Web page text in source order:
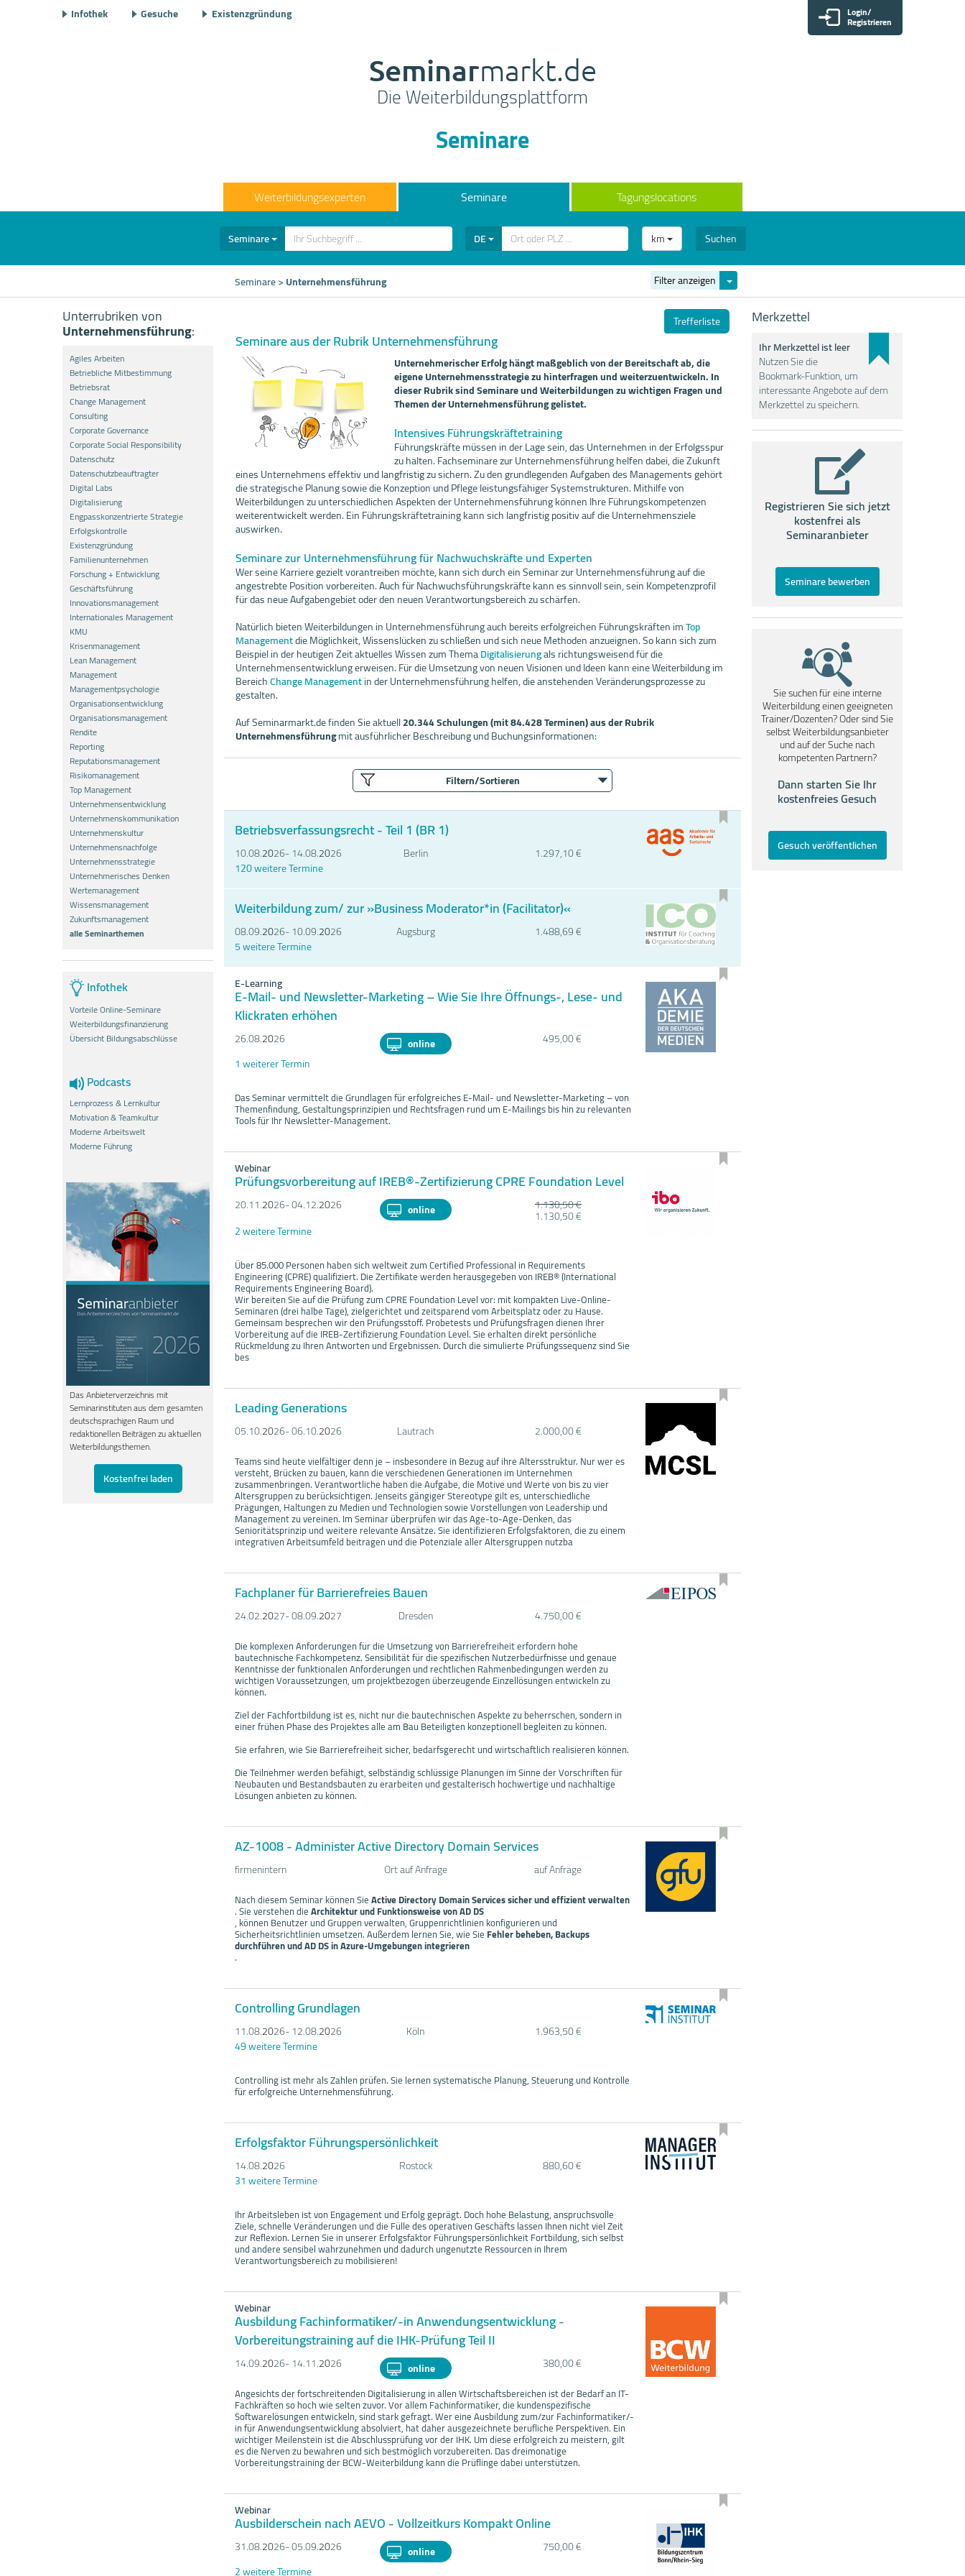
Infothek Gesuche Existenzgründung Login/
Registrieren
Seminarmarkt.de
Die Weiterbildungsplattform
Seminare
Weiterbildungsexperten Seminare Tagungslocations
Seminare DE km Suchen
Filter anzeigen
Filter
ein-/ausblenden
Seminare>Unternehmensführung
Unterrubriken von
Unternehmensführung:
Agiles Arbeiten
Betriebliche Mitbestimmung
Betriebsrat
Change Management
Consulting
Corporate Governance
Corporate Social Responsibility
Datenschutz
Datenschutzbeauftragter
Digital Labs
Digitalisierung
Engpasskonzentrierte Strategie
Erfolgskontrolle
Existenzgründung
Familienunternehmen
Forschung + Entwicklung
Geschäftsführung
Innovationsmanagement
Internationales Management
KMU
Krisenmanagement
Lean Management
Management
Managementpsychologie
Organisationsentwicklung
Organisationsmanagement
Rendite
Reporting
Reputationsmanagement
Risikomanagement
Top Management
Unternehmensentwicklung
Unternehmenskommunikation
Unternehmenskultur
Unternehmensnachfolge
Unternehmensstrategie
Unternehmerisches Denken
Wertemanagement
Wissensmanagement
Zukunftsmanagement
alle Seminarthemen
Infothek
Vorteile Online-Seminare
Weiterbildungsfinanzierung
Übersicht Bildungsabschlüsse
Podcasts
Lernprozess & Lernkultur
Motivation & Teamkultur
Moderne Arbeitswelt
Moderne Führung
Das Anbieterverzeichnis mit
Seminarinstituten aus dem gesamten
deutschsprachigen Raum und
redaktionellen Beiträgen zu aktuellen
Weiterbildungsthemen.
Kostenfrei laden
Trefferliste
Seminare aus der Rubrik Unternehmensführung
Unternehmerischer Erfolg hängt maßgeblich von der Bereitschaft ab, die
eigene Unternehmensstrategie zu hinterfragen und weiterzuentwickeln. In
dieser Rubrik sind Seminare und Weiterbildungen zu wichtigen Fragen und
Themen der Unternehmensführung gelistet.
Intensives Führungskräftetraining
Führungskräfte müssen in der Lage sein, das Unternehmen in der Erfolgsspur
zu halten. Fachseminare zur Unternehmensführung helfen dabei, die Zukunft
eines Unternehmens effektiv und langfristig zu sichern. Zu den grundlegenden Aufgaben des Managements gehört
die strategische Planung sowie die Konzeption und Pflege leistungsfähiger Systemstrukturen. Mithilfe von
Weiterbildungen zu unterschiedlichen Aspekten der Unternehmensführung können Ihre Führungskompetenzen
weiterentwickelt werden. Ein Führungskräftetraining kann sich langfristig positiv auf die Unternehmensziele
auswirken.
Seminare zur Unternehmensführung für Nachwuchskräfte und Experten
Wer seine Karriere gezielt vorantreiben möchte, kann sich durch ein Seminar zur Unternehmensführung auf die
angestrebte Position vorbereiten. Auch für Nachwuchsführungskräfte kann es sinnvoll sein, sein Kompetenzprofil
für das neue Aufgabengebiet oder den neuen Verantwortungsbereich zu schärfen.
Natürlich bieten Weiterbildungen in Unternehmensführung auch bereits erfolgreichen Führungskräften imTop
Managementdie Möglichkeit, Wissenslücken zu schließen und sich neue Methoden anzueignen. So kann sich zum
Beispiel in der heutigen Zeit aktuelles Wissen zum ThemaDigitalisierungals richtungsweisend für die
Unternehmensentwicklung erweisen. Für die Umsetzung von neuen Visionen und Ideen kann eine Weiterbildung im
BereichChange Managementin der Unternehmensführung helfen, die anstehenden Veränderungsprozesse zu
gestalten.
Auf Seminarmarkt.de finden Sie aktuell20.344 Schulungen (mit 84.428 Terminen) aus der Rubrik
Unternehmensführungmit ausführlicher Beschreibung und Buchungsinformationen:
Filtern/Sortieren
Betriebsverfassungsrecht - Teil 1 (BR 1)
10.08.2026- 14.08.2026 Berlin
1.297,10 €
120 weitere Termine
Weiterbildung zum/ zur »Business Moderator*in (Facilitator)«
08.09.2026- 10.09.2026 Augsburg
1.488,69 €
5 weitere Termine
E-Learning
E-Mail- und Newsletter-Marketing – Wie Sie Ihre Öffnungs-, Lese- und
Klickraten erhöhen
26.08.2026 online
495,00 €
1 weiterer Termin
Das Seminar vermittelt die Grundlagen für erfolgreiches E-Mail- und Newsletter-Marketing – von
Themenfindung, Gestaltungsprinzipien und Rechtsfragen rund um E-Mailings bis hin zu relevanten
Tools für Ihr Newsletter-Management.
Webinar
Prüfungsvorbereitung auf IREB®-Zertifizierung CPRE Foundation Level
20.11.2026- 04.12.2026 online 1.130,50 €
1.130,50 €
2 weitere Termine
Über 85.000 Personen haben sich weltweit zum Certified Professional in Requirements
Engineering (CPRE) qualifiziert. Die Zertifikate werden herausgegeben von IREB® (International
Requirements Engineering Board).
Wir bereiten Sie auf die Prüfung zum CPRE Foundation Level vor: mit kompakten Live-Online-
Seminaren (drei halbe Tage), zielgerichtet und zeitsparend vom Arbeitsplatz oder zu Hause.
Gemeinsam besprechen wir den Prüfungsstoff. Probetests und Prüfungsfragen dienen Ihrer
Vorbereitung auf die IREB-Zertifizierung Foundation Level. Sie erhalten direkt persönliche
Rückmeldung zu Ihren Antworten und Ergebnissen. Durch die simulierte Prüfungssequenz sind Sie
bes
Leading Generations
05.10.2026- 06.10.2026 Lautrach 2.000,00 €
Teams sind heute vielfältiger denn je – insbesondere in Bezug auf ihre Altersstruktur. Nur wer es
versteht, Brücken zu bauen, kann die verschiedenen Generationen im Unternehmen
zusammenbringen. Verantwortliche haben die Aufgabe, die Motive und Werte von bis zu vier
Altersgruppen zu berücksichtigen. Jenseits gängiger Stereotype gilt es, unterschiedliche
Prägungen, Haltungen zu Medien und Technologien sowie Vorstellungen von Leadership und
Management zu vereinen. Im Seminar überprüfen wir das Age-to-Age-Denken, das
Senioritätsprinzip und weitere relevante Ansätze. Sie identifizieren Erfolgsfaktoren, die zu einem
integrativen Arbeitsumfeld beitragen und die Potenziale aller Altersgruppen nutzba
Fachplaner für Barrierefreies Bauen
24.02.2027- 08.09.2027 Dresden 4.750,00 €
Die komplexen Anforderungen für die Umsetzung von Barrierefreiheit erfordern hohe
bautechnische Fachkompetenz. Sensibilität für die spezifischen Nutzerbedürfnisse und genaue
Kenntnisse der funktionalen Anforderungen und rechtlichen Rahmenbedingungen werden zu
wichtigen Voraussetzungen, um projektbezogen überzeugende Einzellösungen entwickeln zu
können.
Ziel der Fachfortbildung ist es, nicht nur die bautechnischen Aspekte zu beherrschen, sondern in
einer frühen Phase des Projektes alle am Bau Beteiligten konzeptionell begleiten zu können.
Sie erfahren, wie Sie Barrierefreiheit sicher, bedarfsgerecht und wirtschaftlich realisieren können.
Die Teilnehmer werden befähigt, selbständig schlüssige Planungen im Sinne der Vorschriften für
Neubauten und Bestandsbauten zu erarbeiten und gestalterisch hochwertige und nachhaltige
Lösungen anbieten zu können.
AZ-1008 - Administer Active Directory Domain Services
firmenintern Ort auf Anfrage auf Anfrage
Nach diesem Seminar können SieActive Directory Domain Services sicher und effizient verwalten
. Sie verstehen dieArchitektur und Funktionsweise von AD DS
, können Benutzer und Gruppen verwalten, Gruppenrichtlinien konfigurieren und
Sicherheitsrichtlinien umsetzen. Außerdem lernen Sie, wie Sie Fehler beheben, Backups
durchführen und AD DS in Azure-Umgebungen integrieren
.
Controlling Grundlagen
11.08.2026- 12.08.2026 Köln
1.963,50 €
49 weitere Termine
Controlling ist mehr als Zahlen prüfen. Sie lernen systematische Planung, Steuerung und Kontrolle
für erfolgreiche Unternehmensführung.
Erfolgsfaktor Führungspersönlichkeit
14.08.2026 Rostock
880,60 €
31 weitere Termine
Ihr Arbeitsleben ist von Engagement und Erfolg geprägt. Doch hohe Belastung, anspruchsvolle
Ziele, schnelle Veränderungen und die Fülle des operativen Geschäfts lassen Ihnen nicht viel Zeit
zur Reflexion. Lernen Sie in unserer Erfolgsfaktor Führungspersönlichkeit Fortbildung, sich selbst
und andere sensibel wahrzunehmen und dadurch ungenutzte Ressourcen in Ihrem
Verantwortungsbereich zu mobilisieren!
Webinar
Ausbildung Fachinformatiker/-in Anwendungsentwicklung -
Vorbereitungstraining auf die IHK-Prüfung Teil II
14.09.2026- 14.11.2026 online 380,00 €
Angesichts der fortschreitenden Digitalisierung in allen Wirtschaftsbereichen ist der Bedarf an IT-
Fachkräften so hoch wie selten zuvor. Vor allem Fachinformatiker, die kundenspezifische
Softwarelösungen entwickeln, sind stark gefragt. Wer eine Ausbildung zum/zur Fachinformatiker/-
in für Anwendungsentwicklung absolviert, hat daher ausgezeichnete berufliche Perspektiven. Ein
wichtiger Meilenstein ist die Abschlussprüfung vor der IHK. Um diese erfolgreich zu meistern, gilt
es die Nerven zu bewahren und sich bestmöglich vorzubereiten. Das dreimonatige
Vorbereitungstraining der BCW-Weiterbildung kann die Prüflinge dabei unterstützen.
Webinar
Ausbilderschein nach AEVO - Vollzeitkurs Kompakt Online
31.08.2026- 05.09.2026 online
750,00 €
2 weitere Termine
Merkzettel
Ihr Merkzettel ist leer
Nutzen Sie die
Bookmark-Funktion, um
interessante Angebote auf dem
Merkzettel zu speichern.
Registrieren Sie sich jetzt
kostenfrei als
Seminaranbieter
Seminare bewerben
Sie suchen für eine interne
Weiterbildung einen geeigneten
Trainer/Dozenten? Oder sind Sie
selbst Weiterbildungsanbieter
und auf der Suche nach
kompetenten Partnern?
Dann starten Sie Ihr
kostenfreies Gesuch
Gesuch veröffentlichen